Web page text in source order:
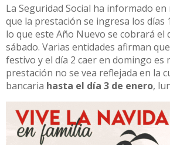
La Seguridad Social ha informado
que la prestación se ingresa los días
lo que este Año Nuevo se cobrará el
sábado. Varias entidades afirman
festivo y el día 2 caer en domingo es
prestación no se vea reflejada en la
bancaria hasta el día 3 de enero,